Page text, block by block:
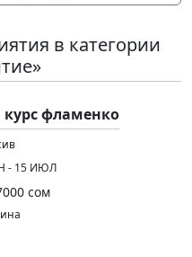
в категории
фламенко
- 15 ИЮЛ
сом